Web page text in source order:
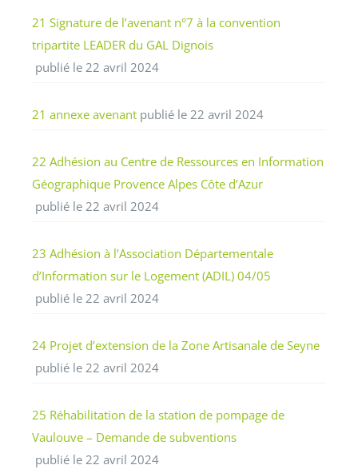
21 Signature de l’avenant n°7 à la convention
tripartite LEADER du GAL Dignois
publié le 22 avril 2024
21 annexe avenant publié le 22 avril 2024
22 Adhésion au Centre de Ressources en Information
Géographique Provence Alpes Côte d’Azur
publié le 22 avril 2024
23 Adhésion à l’Association Départementale
d’Information sur le Logement (ADIL) 04/05
publié le 22 avril 2024
24 Projet d’extension de la Zone Artisanale de Seyne
publié le 22 avril 2024
25 Réhabilitation de la station de pompage de
Vaulouve – Demande de subventions
publié le 22 avril 2024